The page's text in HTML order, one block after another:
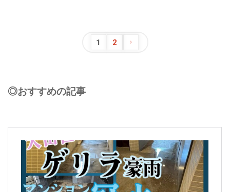
1 2
◎おすすめの記事